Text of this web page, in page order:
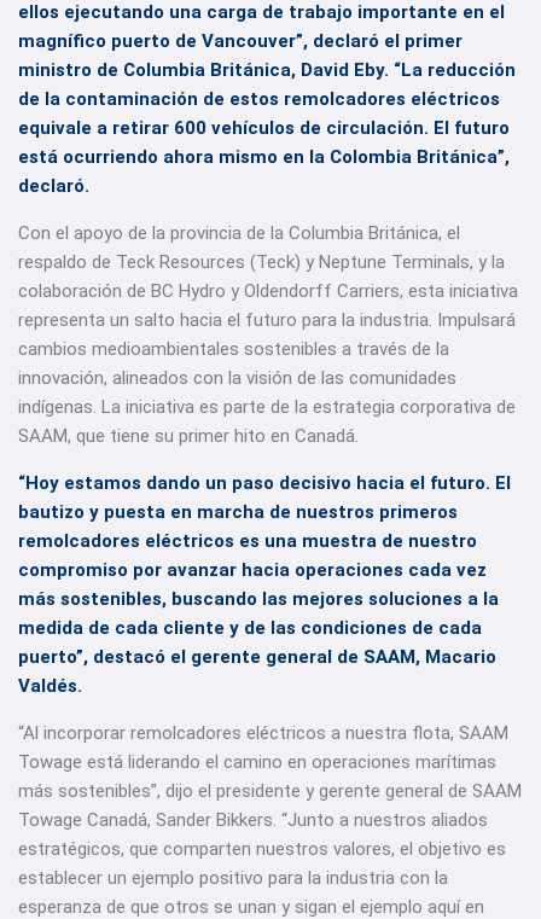
ellos ejecutando una carga de trabajo importante en el
magnífico puerto de Vancouver”, declaró el primer
ministro de Columbia Británica, David Eby. “La reducción
de la contaminación de estos remolcadores eléctricos
equivale a retirar 600 vehículos de circulación. El futuro
está ocurriendo ahora mismo en la Colombia Británica”,
declaró.
Con el apoyo de la provincia de la Columbia Británica, el
respaldo de Teck Resources (Teck) y Neptune Terminals, y la
colaboración de BC Hydro y Oldendorff Carriers, esta iniciativa
representa un salto hacia el futuro para la industria. Impulsará
cambios medioambientales sostenibles a través de la
innovación, alineados con la visión de las comunidades
indígenas. La iniciativa es parte de la estrategia corporativa de
SAAM, que tiene su primer hito en Canadá.
“Hoy estamos dando un paso decisivo hacia el futuro. El
bautizo y puesta en marcha de nuestros primeros
remolcadores eléctricos es una muestra de nuestro
compromiso por avanzar hacia operaciones cada vez
más sostenibles, buscando las mejores soluciones a la
medida de cada cliente y de las condiciones de cada
puerto”, destacó el gerente general de SAAM, Macario
Valdés.
“Al incorporar remolcadores eléctricos a nuestra flota, SAAM
Towage está liderando el camino en operaciones marítimas
más sostenibles”, dijo el presidente y gerente general de SAAM
Towage Canadá, Sander Bikkers. “Junto a nuestros aliados
estratégicos, que comparten nuestros valores, el objetivo es
establecer un ejemplo positivo para la industria con la
esperanza de que otros se unan y sigan el ejemplo aquí en